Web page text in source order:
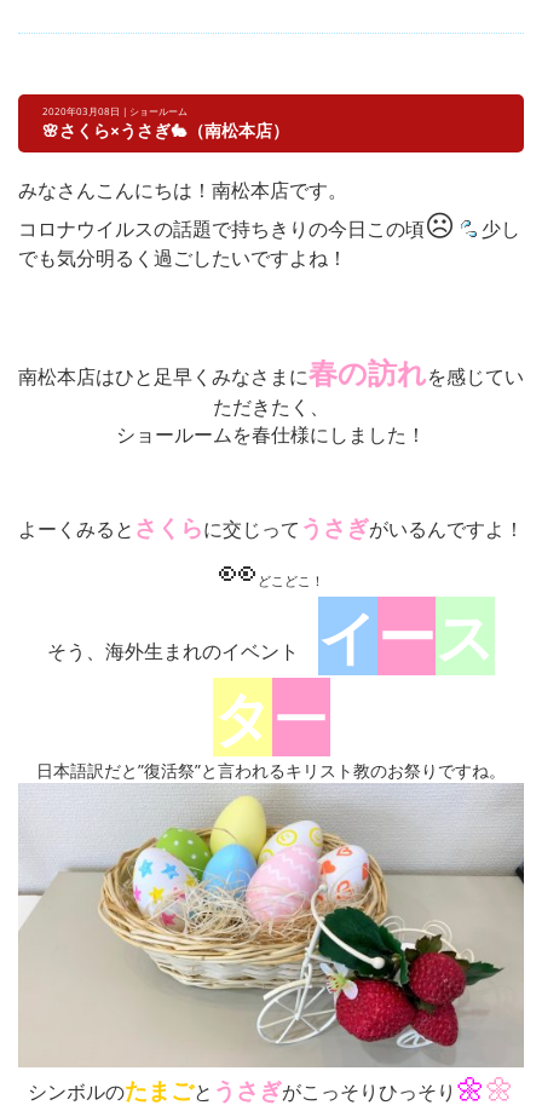
2020年03月08日 | ショールーム
🌸さくら×うさぎ🐇（南松本店）
みなさんこんにちは！南松本店です。
コロナウイルスの話題で持ちきりの今日この頃☹
少し
でも気分明るく過ごしたいですよね！
南松本店はひと足早くみなさまに春の訪れを感じてい
ただきたく、
ショールームを春仕様にしました！
よーくみると さくらに交じって う さぎがいるんですよ！
👀 どこどこ！
そう、海外生まれのイベント イース
ター
日本語訳だと”復活祭”と言われるキリスト教のお祭りですね。
シンボルのたまごと うさぎがこっそりひっそり 🌼🌼